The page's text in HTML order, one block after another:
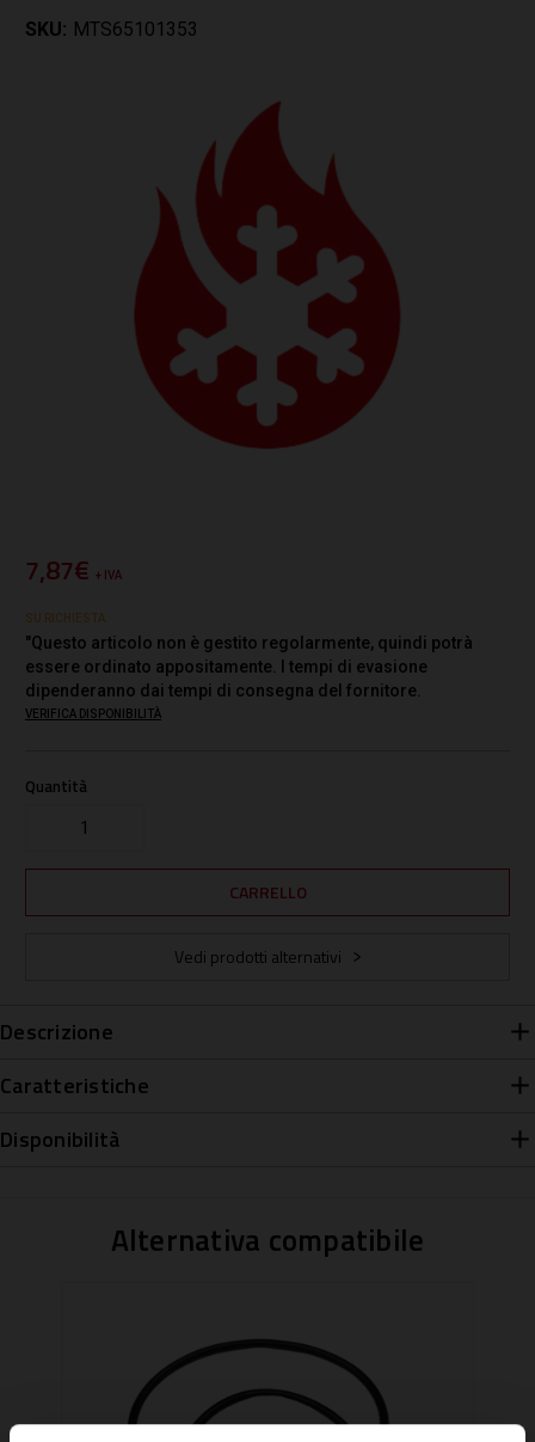
SKU: MTS65101353
7,87€ + IVA
SU RICHIESTA
"Questo articolo non è gestito regolarmente, quindi potrà
essere ordinato appositamente. I tempi di evasione
dipenderanno dai tempi di consegna del fornitore.
VERIFICA DISPONIBILITÀ
Quantità
Vedi prodotti alternativi
Descrizione
Caratteristiche
Disponibilità
Alternativa compatibile